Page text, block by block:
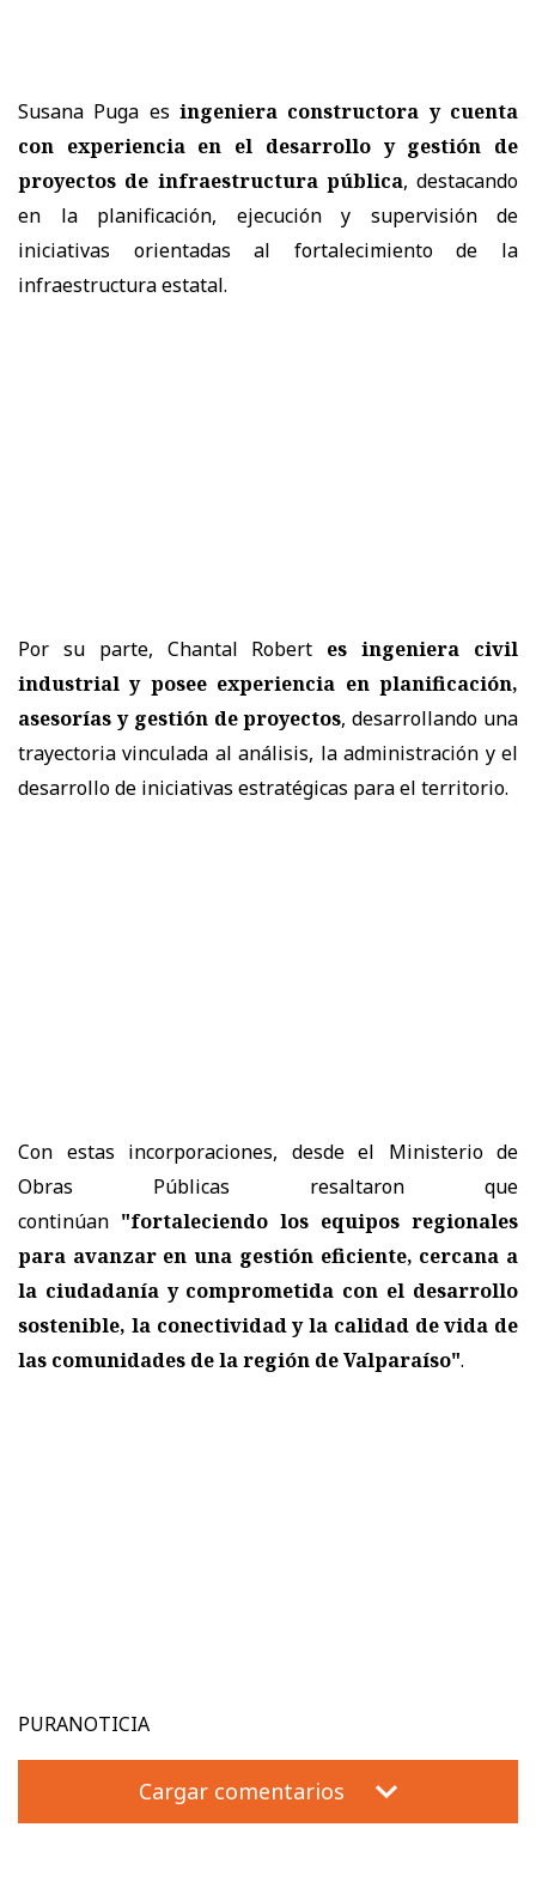
Susana Puga es ingeniera constructora y cuenta
con experiencia en el desarrollo y gestión de
proyectos de infraestructura pública, destacando
en la planificación, ejecución y supervisión de
iniciativas orientadas al fortalecimiento de la
infraestructura estatal.
Por su parte, Chantal Robert es ingeniera civil
industrial y posee experiencia en planificación,
asesorías y gestión de proyectos, desarrollando una
trayectoria vinculada al análisis, la administración y el
desarrollo de iniciativas estratégicas para el territorio.
Con estas incorporaciones, desde el Ministerio de
Obras Públicas resaltaron que
continúan "fortaleciendo los equipos regionales
para avanzar en una gestión eficiente, cercana a
la ciudadanía y comprometida con el desarrollo
sostenible, la conectividad y la calidad de vida de
las comunidades de la región de Valparaíso".
PURANOTICIA
Cargar comentarios